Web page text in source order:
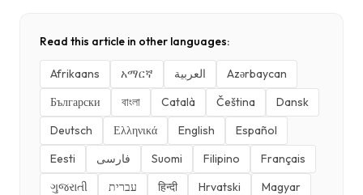
Read this article in other languages:
Afrikaans አማርኛ العربية
Azərbaycan
Български
বাংলা Català Čeština
Dansk
Deutsch
Ελληνικά English
Español
Eesti
فارسی Suomi Filipino
Français
ગુજરાતી
עברית हिन्दी Hrvatski Magyar